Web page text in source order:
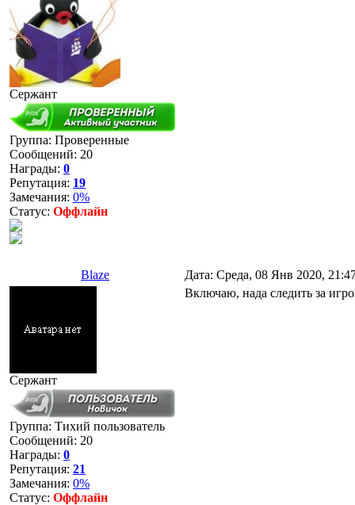
Сержант
Группа: Проверенные
Сообщений: 20
Награды: 0
Репутация: 19
Замечания: 0%
Статус: Оффлайн
Blaze Дата: Среда, 08 Янв 2020,
Сержант
Группа: Тихий пользователь
Сообщений: 20
Награды: 0
Репутация: 21
Замечания: 0%
Статус: Оффлайн
Включаю, нада следить за